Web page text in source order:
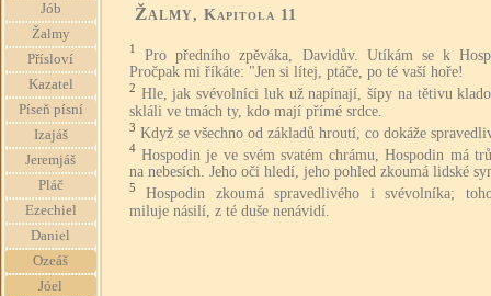
Jób
Žalmy
Přísloví
Kazatel
Píseň písní
Izajáš
Jeremjáš
Pláč
Ezechiel
Daniel
Ozeáš
Jóel
Žalmy, Kapitola 11
1
Pro předního zpěváka, Davidův. Utíkám se k
Pročpak mi říkáte: "Jen si lítej, ptáče, po té vaší hoře!
2 Hle, jak svévolníci luk už napínají, šípy na tětivu
skláli ve tmách ty, kdo mají přímé srdce.
3 Když se všechno od základů hroutí, co dokáže
4 Hospodin je ve svém svatém chrámu, Hospodin má
na nebesích. Jeho oči hledí, jeho pohled zkoumá lidské
5
Hospodin zkoumá spravedlivého i svévolníka;
miluje násilí, z té duše nenávidí.